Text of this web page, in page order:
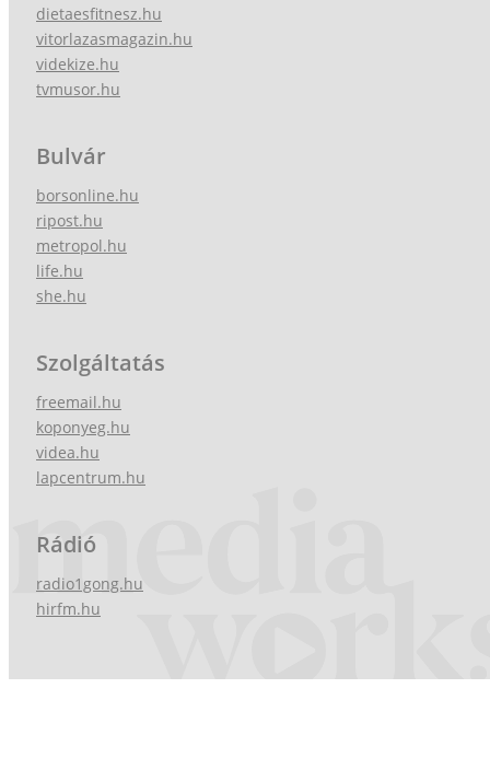
dietaesfitnesz.hu
vitorlazasmagazin.hu
videkize.hu
tvmusor.hu
Bulvár
borsonline.hu
ripost.hu
metropol.hu
life.hu
she.hu
Szolgáltatás
freemail.hu
koponyeg.hu
videa.hu
lapcentrum.hu
Rádió
radio1gong.hu
hirfm.hu